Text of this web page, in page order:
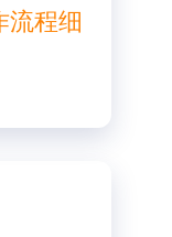
流程细